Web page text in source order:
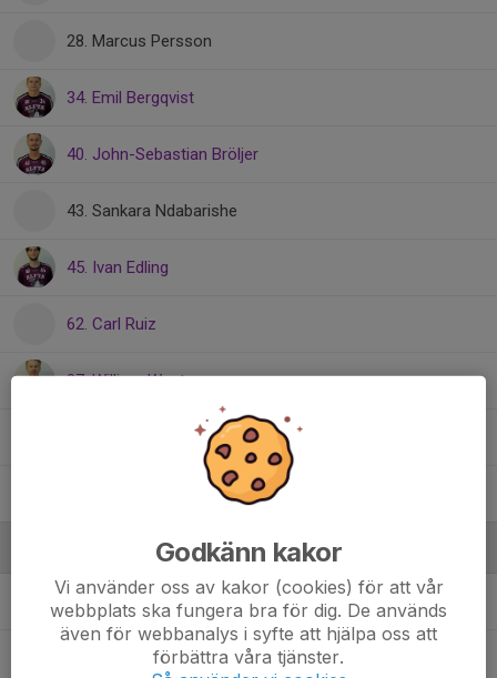
28. Marcus Persson
34. Emil Bergqvist
40. John-Sebastian Bröljer
43. Sankara Ndabarishe
45. Ivan Edling
62. Carl Ruiz
87. William Westman
89. Emil Wallström
Andreas Jonsson Tränare
Kim NilssonMaterialansvarig
Godkänn kakor
Vi använder oss av kakor (cookies) för att vår
webbplats ska fungera bra för dig. De används
även för webbanalys i syfte att hjälpa oss att
förbättra våra tjänster.